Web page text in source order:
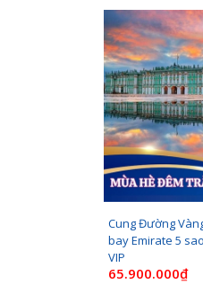
Cung Đường
bay Emirate 5
VIP
65.900.000₫